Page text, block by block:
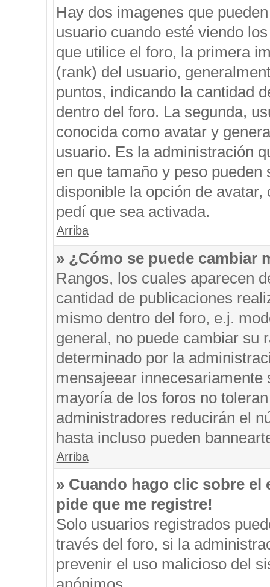
Hay dos imagenes que
usuario cuando esté viendo
que utilice el foro, la primera
(rank) del usuario,
puntos, indicando la cantidad
dentro del foro. La segunda,
conocida como avatar y
usuario. Es la administración
en que tamaño y peso
disponible la opción de
pedí que sea activada.
Arriba
» ¿Cómo se puede cambiar
Rangos, los cuales aparecen
cantidad de publicaciones
mismo dentro del foro, e.j.
general, no puede cambiar su
determinado por la
mensajeear
mayoría de los foros no
administradores reducirán el
hasta incluso pueden
Arriba
» Cuando hago clic sobre el
pide que me registre!
Solo usuarios registrados
través del foro, si la
prevenir el uso malicioso del